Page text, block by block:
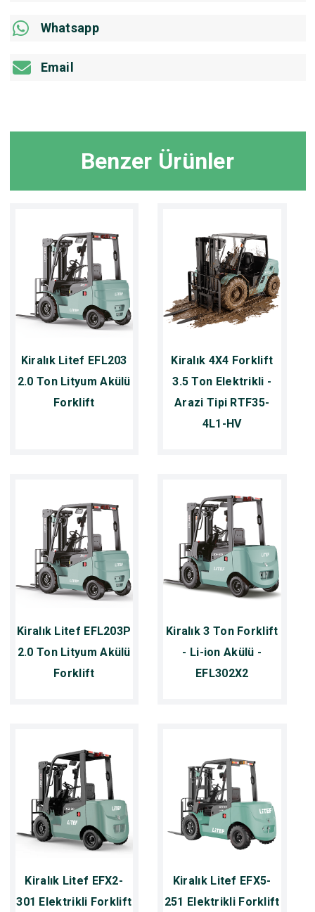
Whatsapp
Email
Benzer Ürünler
Kiralık Litef EFL203
2.0 Ton Lityum Akülü
Forklift
Kiralık 4X4 Forklift
3.5 Ton Elektrikli -
Arazi Tipi RTF35-
4L1-HV
Kiralık Litef EFL203P
2.0 Ton Lityum Akülü
Forklift
Kiralık 3 Ton Forklift
- Li-ion Akülü -
EFL302X2
Kiralık Litef EFX2-
301 Elektrikli Forklift
Kiralık Litef EFX5-
251 Elektrikli Forklift